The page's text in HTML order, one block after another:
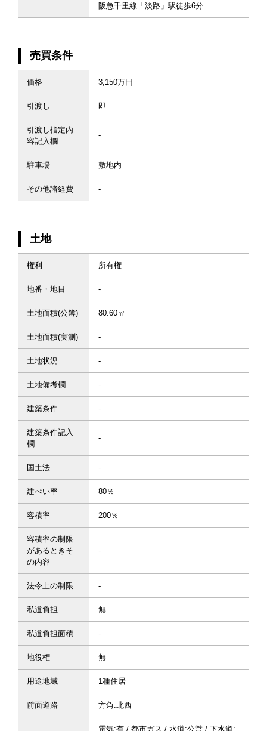
阪急千里線「淡路」駅徒歩6分
売買条件
価格 3,150万円
引渡し 即
引渡し指定内
容記入欄
-
駐車場 敷地内
その他諸経費 -
土地
権利 所有権
地番・地目 -
土地面積(公簿) 80.60㎡
土地面積(実測) -
土地状況 -
土地備考欄 -
建築条件 -
建築条件記入
欄
-
国土法 -
建ぺい率 80％
容積率 200％
容積率の制限
があるときそ
の内容
-
法令上の制限 -
私道負担 無
私道負担面積 -
地役権 無
用途地域 1種住居
前面道路 方角:北西
電気:有 / 都市ガス / 水道:公営 / 下水道: